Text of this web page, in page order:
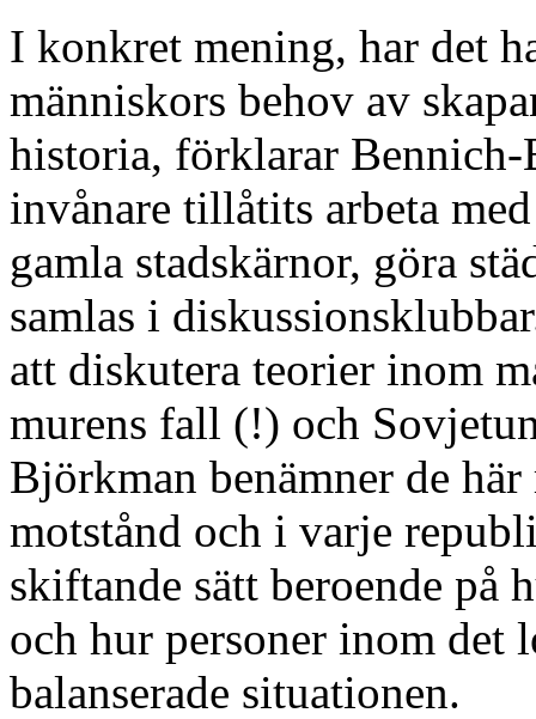
I konkret mening, har det
människors behov av
historia, förklarar
invånare tillåtits arbeta
gamla stadskärnor, göra
samlas i
att diskutera teorier inom
murens fall (!) och
Björkman benämner de
motstånd och i varje
skiftande sätt beroende på
och hur personer inom det
balanserade situationen.